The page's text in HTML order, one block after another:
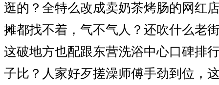
逛的？全特么改成卖奶茶烤肠的网红
摊都找不着，气不气人？还吹什么老
这破地方也配跟东营洗浴中心口碑排
子比？人家好歹搓澡师傅手劲到位，